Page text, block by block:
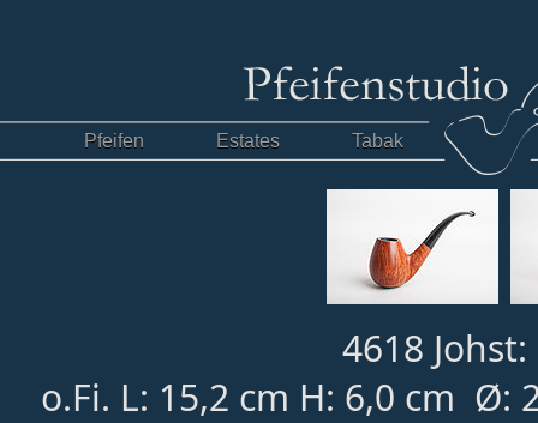
Pfeifen Estates Tabak
4618
o.Fi. L: 15,2 cm H: 6,0 cm Ø: